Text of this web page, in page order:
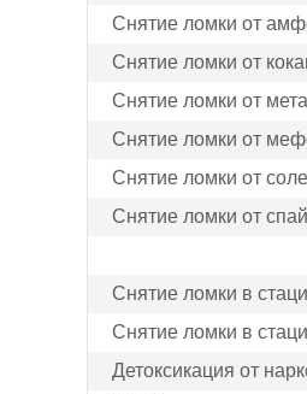
Снятие ломки от
Снятие ломки от
Снятие ломки от
Снятие ломки от
Снятие ломки от
Снятие ломки от
Снятие ломки в
Снятие ломки в
Детоксикация от